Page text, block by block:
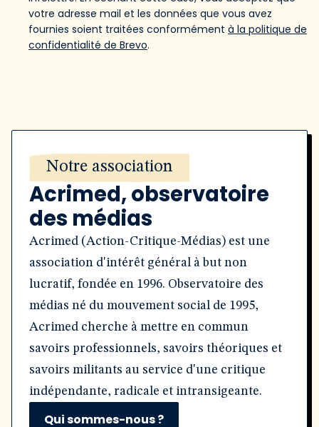
votre adresse mail et les données que vous avez
fournies soient traitées conformément à la politique de
confidentialité de Brevo.
Notre association
Acrimed, observatoire
des médias
Acrimed (Action-Critique-Médias) est une
association d'intérêt général à but non
lucratif, fondée en 1996. Observatoire des
médias né du mouvement social de 1995,
Acrimed cherche à mettre en commun
savoirs professionnels, savoirs théoriques et
savoirs militants au service d'une critique
indépendante, radicale et intransigeante.
Qui sommes-nous ?